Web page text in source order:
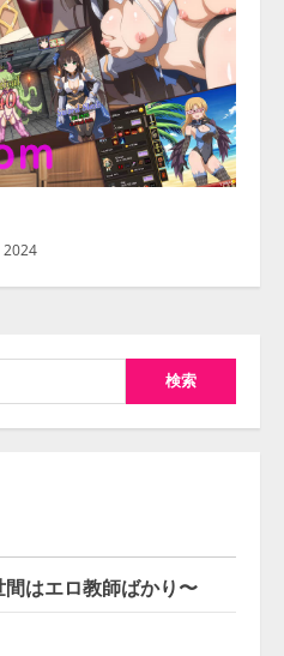
2024
間はエロ教師ばかり〜